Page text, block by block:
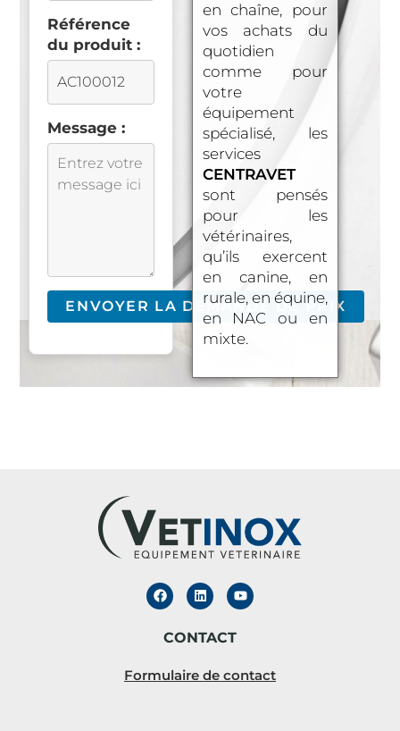
Référence
du produit :
Message :
en chaîne, pour
vos achats du
quotidien
comme pour
votre
équipement
spécialisé, les
services
CENTRAVET
sont pensés
pour les
vétérinaires,
qu’ils exercent
en canine, en
rurale, en équine,
en NAC ou en
mixte.
CONTACT
Formulaire de contact